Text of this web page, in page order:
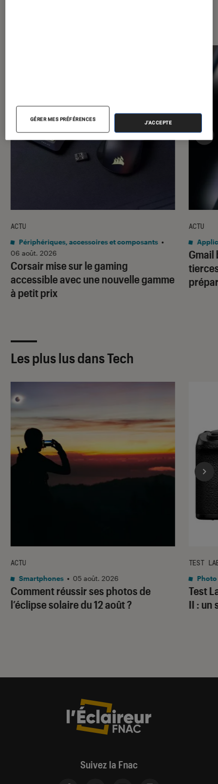
Corsair mise sur le gaming
accessible avec une nouvelle gamme
à petit prix
ACTU
Périphériques, accessoires et composants •
06 août. 2026
Gmail
ACTU
Les plus lus dans Tech
Comment réussir ses photos de
l’éclipse solaire du 12 août ?
ACTU
Smartphones • 05 août. 2026
Test
II : un
TEST
Photo
Suivez la Fnac
GÉRER MES PRÉFÉRENCES
J'ACCEPTE